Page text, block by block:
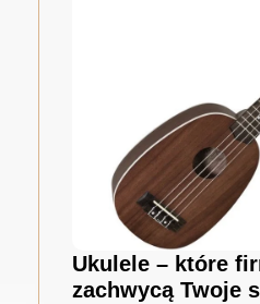
Ukulele – które
zachwycą Twoje